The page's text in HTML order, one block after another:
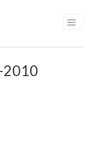
2010